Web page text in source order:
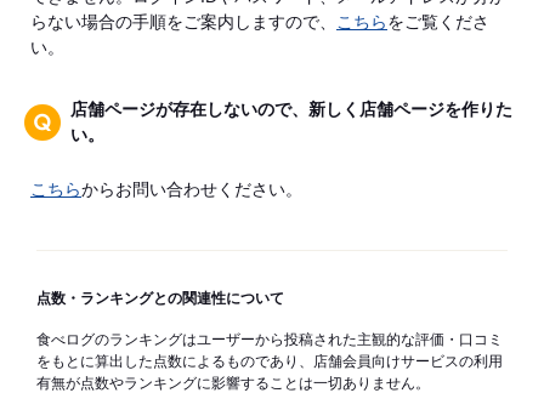
らない場合の手順をご案内しますので、
こちらをご覧くださ
い。
店舗ページが存在しないので、新しく店舗ページを作りた
い。
こちらからお問い合わせください。
点数・ランキングとの関連性について
食べログのランキングはユーザーから投稿された主観的な評価・口コミ
をもとに算出した点数によるものであり、店舗会員向けサービスの利用
有無が点数やランキングに影響することは一切ありません。